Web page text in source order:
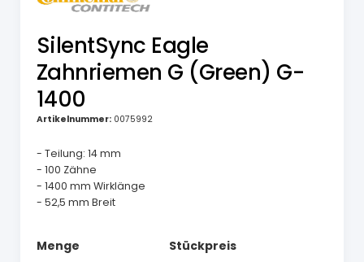
SilentSync Eagle
Zahnriemen G (Green) G-
1400
Artikelnummer: 0075992
- Teilung: 14 mm
- 100 Zähne
- 1400 mm Wirklänge
- 52,5 mm Breit
Menge Stückpreis